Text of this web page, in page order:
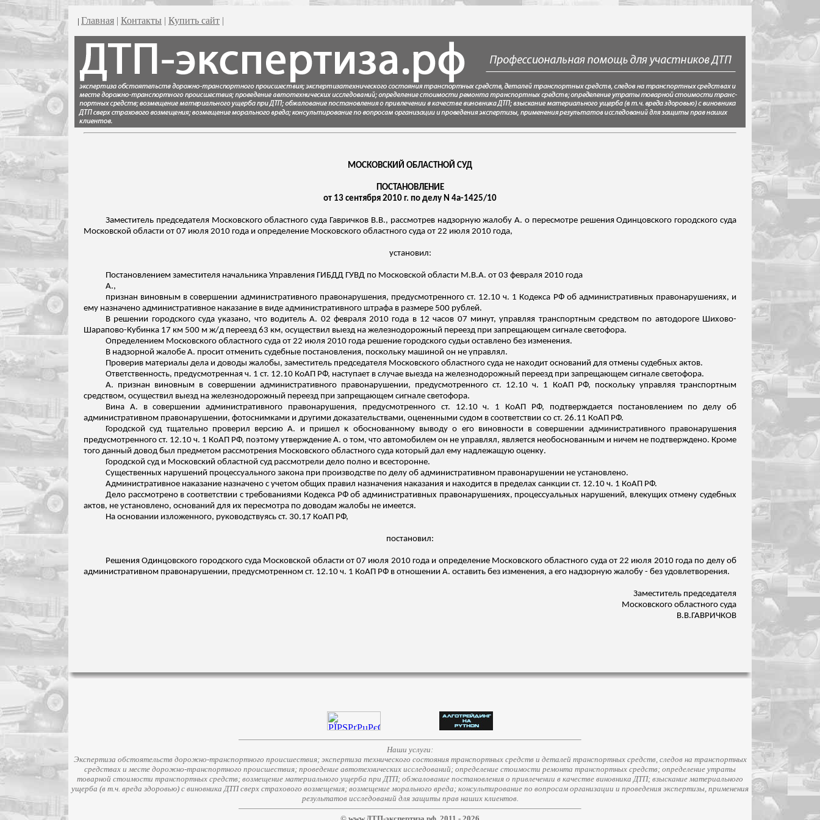
| Главная | Контакты | Купить сайт |
МОСКОВСКИЙ ОБЛАСТНОЙ СУД
ПОСТАНОВЛЕНИЕ
от 13 сентября 2010 г. по делу N 4а-1425/10
Заместитель председателя Московского областного суда Гавричков В.В., рассмотрев надзорную жалобу А. о пересмотре решения Одинцовского городского суда
Московской области от 07 июля 2010 года и определение Московского областного суда от 22 июля 2010 года,
установил:
Постановлением заместителя начальника Управления ГИБДД ГУВД по Московской области М.В.А. от 03 февраля 2010 года
А.,
признан виновным в совершении административного правонарушения, предусмотренного ст. 12.10 ч. 1 Кодекса РФ об административных правонарушениях, и
ему назначено административное наказание в виде административного штрафа в размере 500 рублей.
В решении городского суда указано, что водитель А. 02 февраля 2010 года в 12 часов 07 минут, управляя транспортным средством по автодороге Шихово-
Шарапово-Кубинка 17 км 500 м ж/д переезд 63 км, осуществил выезд на железнодорожный переезд при запрещающем сигнале светофора.
Определением Московского областного суда от 22 июля 2010 года решение городского судьи оставлено без изменения.
В надзорной жалобе А. просит отменить судебные постановления, поскольку машиной он не управлял.
Проверив материалы дела и доводы жалобы, заместитель председателя Московского областного суда не находит оснований для отмены судебных актов.
Ответственность, предусмотренная ч. 1 ст. 12.10 КоАП РФ, наступает в случае выезда на железнодорожный переезд при запрещающем сигнале светофора.
А. признан виновным в совершении административного правонарушении, предусмотренного ст. 12.10 ч. 1 КоАП РФ, поскольку управляя транспортным
средством, осуществил выезд на железнодорожный переезд при запрещающем сигнале светофора.
Вина А. в совершении административного правонарушения, предусмотренного ст. 12.10 ч. 1 КоАП РФ, подтверждается постановлением по делу об
административном правонарушении, фотоснимками и другими доказательствами, оцененными судом в соответствии со ст. 26.11 КоАП РФ.
Городской суд тщательно проверил версию А. и пришел к обоснованному выводу о его виновности в совершении административного правонарушения
предусмотренного ст. 12.10 ч. 1 КоАП РФ, поэтому утверждение А. о том, что автомобилем он не управлял, является необоснованным и ничем не подтверждено. Кроме
того данный довод был предметом рассмотрения Московского областного суда который дал ему надлежащую оценку.
Городской суд и Московский областной суд рассмотрели дело полно и всесторонне.
Существенных нарушений процессуального закона при производстве по делу об административном правонарушении не установлено.
Административное наказание назначено с учетом общих правил назначения наказания и находится в пределах санкции ст. 12.10 ч. 1 КоАП РФ.
Дело рассмотрено в соответствии с требованиями Кодекса РФ об административных правонарушениях, процессуальных нарушений, влекущих отмену судебных
актов, не установлено, оснований для их пересмотра по доводам жалобы не имеется.
На основании изложенного, руководствуясь ст. 30.17 КоАП РФ,
постановил:
Решения Одинцовского городского суда Московской области от 07 июля 2010 года и определение Московского областного суда от 22 июля 2010 года по делу об
административном правонарушении, предусмотренном ст. 12.10 ч. 1 КоАП РФ в отношении А. оставить без изменения, а его надзорную жалобу - без удовлетворения.
Заместитель председателя
Московского областного суда
В.В.ГАВРИЧКОВ
Наши услуги:
Экспертиза обстоятельств дорожно-транспортного происшествия; экспертиза технического состояния транспортных средств и деталей транспортных средств, следов на транспортных
средствах и месте дорожно-транспортного происшествия; проведение автотехнических исследований; определение стоимости ремонта транспортных средств; определение утраты
товарной стоимости транспортных средств; возмещение материального ущерба при ДТП; обжалование постановления о привлечении в качестве виновника ДТП; взыскание материального
ущерба (в т.ч. вреда здоровью) с виновника ДТП сверх страхового возмещения; возмещение морального вреда; консультирование по вопросам организации и проведения экспертизы, применения
результатов исследований для защиты прав наших клиентов.